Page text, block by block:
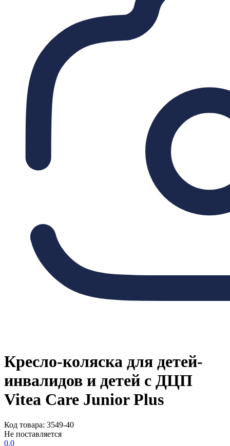
Кресло-коляска для детей-
инвалидов и детей с ДЦП
Vitea Care Junior Plus
Код товара: 3549-40
Не поставляется
0.0